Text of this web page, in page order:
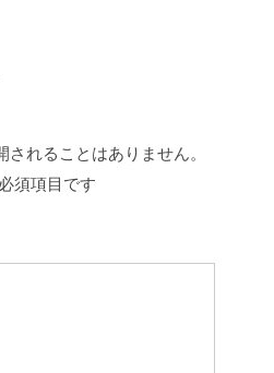
されることはありません。
須項目です